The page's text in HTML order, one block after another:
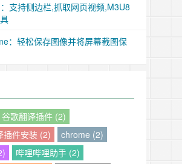
支持侧边栏,抓取网页视频,M3U8
：轻松保存图像并将屏幕截图保
谷歌翻译插件 (2)
插件安装 (2)
chrome (2)
哔哩哔哩助手 (2)